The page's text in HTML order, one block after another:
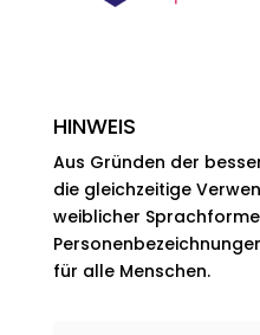
HINWEIS
Aus Gründen der
die gleichzeitige
weiblicher
für alle Menschen.